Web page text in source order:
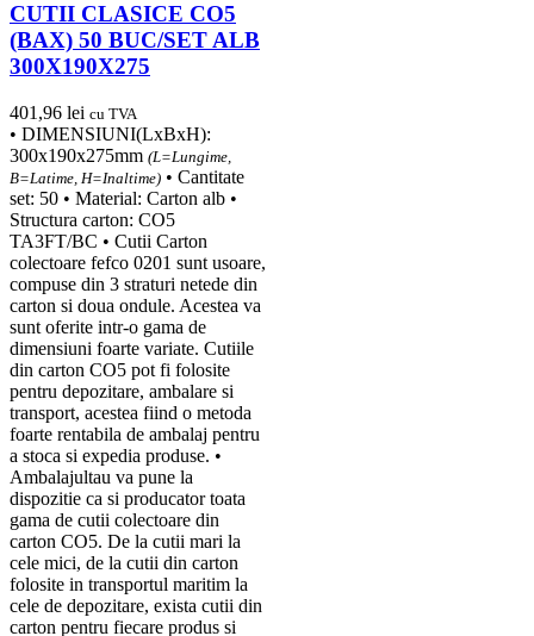
CUTII CLASICE CO5
(BAX) 50 BUC/SET ALB
300X190X275
401,96 lei cu TVA
• DIMENSIUNI(LxBxH):
300x190x275mm (L=Lungime,
B=Latime, H=Inaltime) • Cantitate
set: 50 • Material: Carton alb •
Structura carton: CO5
TA3FT/BC • Cutii Carton
colectoare fefco 0201 sunt usoare,
compuse din 3 straturi netede din
carton si doua ondule. Acestea va
sunt oferite intr-o gama de
dimensiuni foarte variate. Cutiile
din carton CO5 pot fi folosite
pentru depozitare, ambalare si
transport, acestea fiind o metoda
foarte rentabila de ambalaj pentru
a stoca si expedia produse. •
Ambalajultau va pune la
dispozitie ca si producator toata
gama de cutii colectoare din
carton CO5. De la cutii mari la
cele mici, de la cutii din carton
folosite in transportul maritim la
cele de depozitare, exista cutii din
carton pentru fiecare produs si